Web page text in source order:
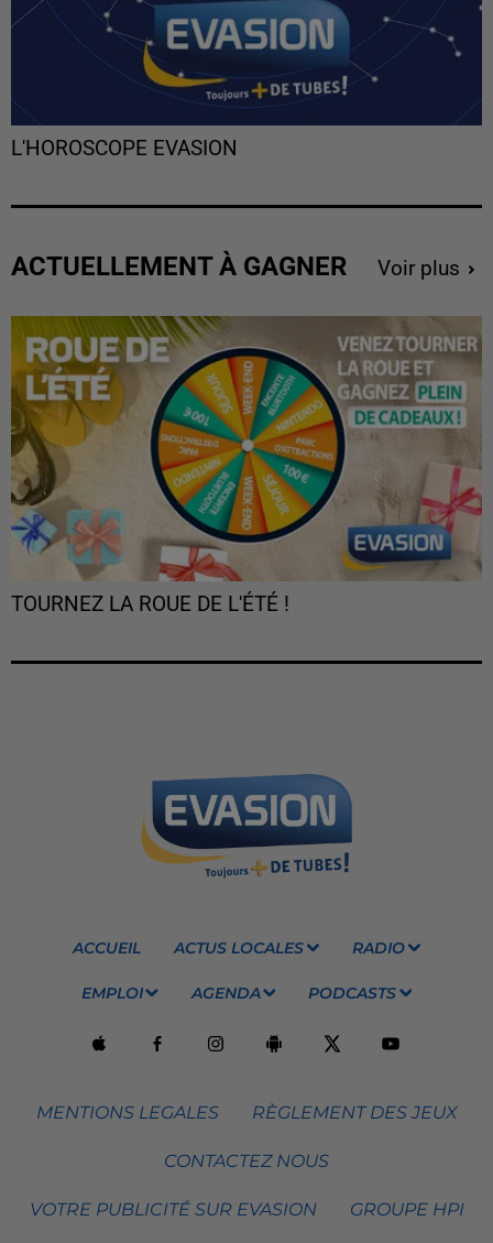
L'HOROSCOPE EVASION
ACTUELLEMENT À GAGNER Voir plus
TOURNEZ LA ROUE DE L'ÉTÉ !
ACCUEIL ACTUS LOCALES RADIO
EMPLOI AGENDA PODCASTS
MENTIONS LEGALES RÈGLEMENT DES JEUX
CONTACTEZ NOUS
VOTRE PUBLICITÉ SUR EVASION GROUPE HPI